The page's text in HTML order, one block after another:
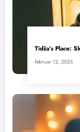
Tidža’s Place:
februar 12, 2026